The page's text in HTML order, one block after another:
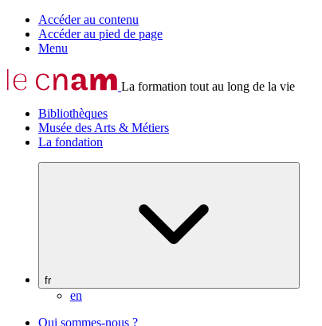
Accéder au contenu
Accéder au pied de page
Menu
La formation tout au long de la vie
Bibliothèques
Musée des Arts & Métiers
La fondation
fr
en
Qui sommes-nous ?